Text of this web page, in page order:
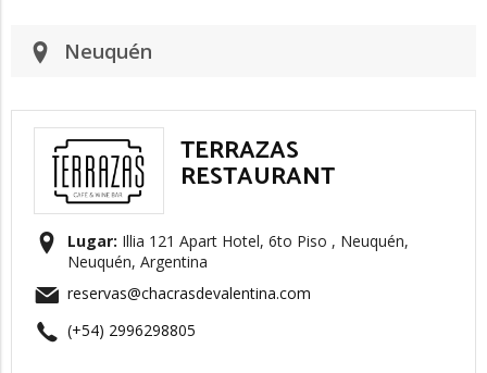
Neuquén
TERRAZAS
RESTAURANT
Lugar: Illia 121 Apart Hotel, 6to Piso , Neuquén,
Neuquén, Argentina
reservas@chacrasdevalentina.com
(+54) 2996298805